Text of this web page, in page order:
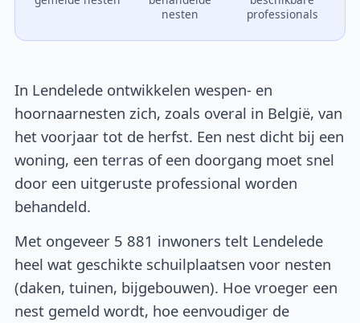
nesten
professionals
In Lendelede ontwikkelen wespen- en
hoornaarnesten zich, zoals overal in België, van
het voorjaar tot de herfst. Een nest dicht bij een
woning, een terras of een doorgang moet snel
door een uitgeruste professional worden
behandeld.
Met ongeveer 5 881 inwoners telt Lendelede
heel wat geschikte schuilplaatsen voor nesten
(daken, tuinen, bijgebouwen). Hoe vroeger een
nest gemeld wordt, hoe eenvoudiger de